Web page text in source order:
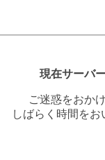
現在サーバ
ご迷惑をおか
しばらく時間を